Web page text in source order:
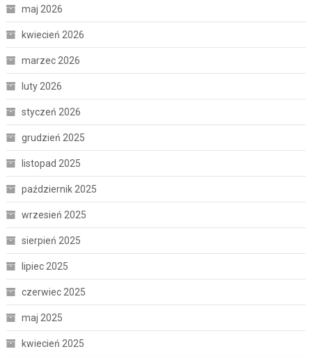
maj 2026
kwiecień 2026
marzec 2026
luty 2026
styczeń 2026
grudzień 2025
listopad 2025
październik 2025
wrzesień 2025
sierpień 2025
lipiec 2025
czerwiec 2025
maj 2025
kwiecień 2025